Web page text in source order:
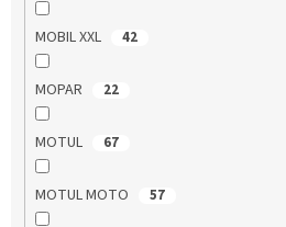
MOBIL XXL 42
MOPAR 22
MOTUL 67
MOTUL MOTO 57